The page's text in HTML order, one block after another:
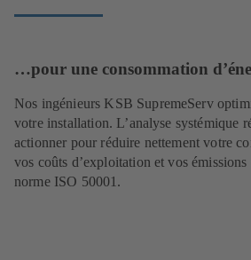
…pour une consommation
Nos ingénieurs KSB SupremeServ
votre installation. L’analyse systémique
actionner pour réduire nettement votre
vos coûts d’exploitation et vos
norme ISO 50001.